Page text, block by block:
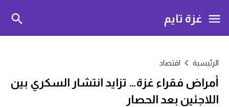
غزة تايم
الرئيسية اقتصاد
أمراض فقراء غزة… تزايد انتشار السكري بين
اللاجئين بعد الحصار